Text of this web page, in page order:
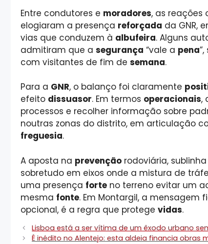
Entre condutores e moradores, as reações
elogiaram a presença reforçada da GNR,
vias que conduzem à albufeira. Alguns
admitiram que a segurança “vale a pena
com visitantes de fim de semana.
Para a GNR, o balanço foi claramente
efeito dissuasor. Em termos operacionais,
processos e recolher informação sobre
noutras zonas do distrito, em articulação
freguesia.
A aposta na prevenção rodoviária,
sobretudo em eixos onde a mistura de
uma presença forte no terreno evitar um
mesma fonte. Em Montargil, a mensagem
opcional, é a regra que protege vidas.
Lisboa está a ser vítima de um êxodo urbano
É inédito no Alentejo: esta aldeia financia